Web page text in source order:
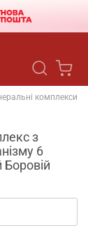
комплекси
з
6
Боровій